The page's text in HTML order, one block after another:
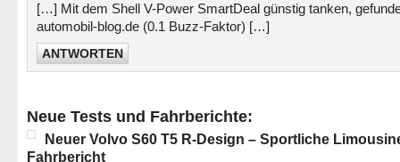
[…] Mit dem Shell V-Power SmartDeal günstig tanken,
automobil-blog.de (0.1 Buzz-Faktor) […]
ANTWORTEN
Neue Tests und Fahrberichte:
Neuer Volvo S60 T5 R-Design – Sportliche
Fahrbericht